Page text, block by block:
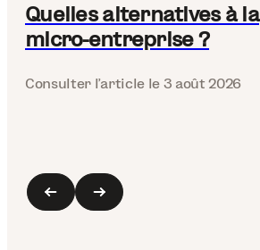
Quelles alternatives à la
micro-entreprise ?
Consulter l’articlele 3 août 2026